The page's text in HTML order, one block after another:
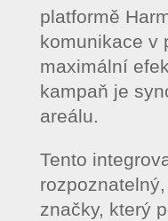
platformě
komunikace v
maximální
kampaň je
areálu.
Tento
značky, který